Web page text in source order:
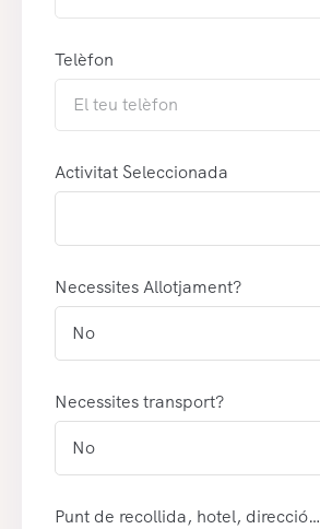
Telèfon
Activitat Seleccionada
Necessites Allotjament?
Necessites transport?
Punt de recollida, hotel, direcció…